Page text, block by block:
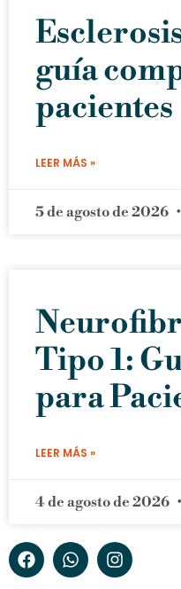
guía
pacientes
LEER MÁS »
5 de agosto de 2026
Tipo 1:
para
LEER MÁS »
4 de agosto de 2026